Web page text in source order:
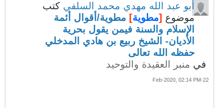
أبو عبد الله مهدي محمد السلفي كتب
موضوع [مطوية] مطوية/أقوال أئمة
الإسلام والسنة فيمن يقول بحرية
الأديان- الشيخ ربيع بن هادي المدخلي
حفظه الله تعالى
في منبر العقيدة والتوحيد
22-Feb-2020, 02:14 PM